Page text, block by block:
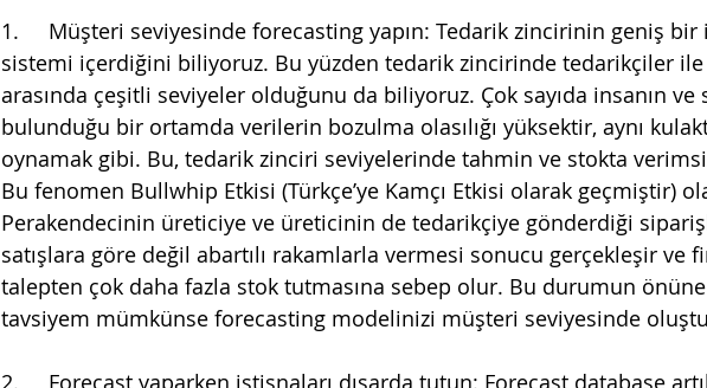
1.	Müşteri seviyesinde forecasting yapın: Tedarik zincirinin geniş bir insan ve süreç
sistemi içerdiğini biliyoruz. Bu yüzden tedarik zincirinde tedarikçiler
arasında çeşitli seviyeler olduğunu da biliyoruz. Çok sayıda insanın ve
bulunduğu bir ortamda verilerin bozulma olasılığı yüksektir, aynı
oynamak gibi. Bu, tedarik zinciri seviyelerinde tahmin ve stokta
Bu fenomen Bullwhip Etkisi (Türkçe’ye Kamçı Etkisi olarak geçmiştir)
Perakendecinin üreticiye ve üreticinin de tedarikçiye gönderdiği
satışlara göre değil abartılı rakamlarla vermesi sonucu gerçekleşir ve
talepten çok daha fazla stok tutmasına sebep olur. Bu durumun
tavsiyem mümkünse forecasting modelinizi müşteri seviyesinde
2.	Forecast yaparken istisnaları dışarda tutun: Forecast database artık bulunmayan